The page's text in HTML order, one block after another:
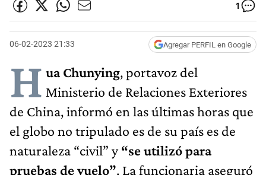
1
06-02-2023 21:33 Agregar PERFIL en Google
H ua Chunying, portavoz del
Ministerio de Relaciones Exteriores
de China, informó en las últimas horas que
el globo no tripulado es de su país es de
naturaleza “civil” y“se utilizó para
pruebas de vuelo”. La funcionaria aseguró